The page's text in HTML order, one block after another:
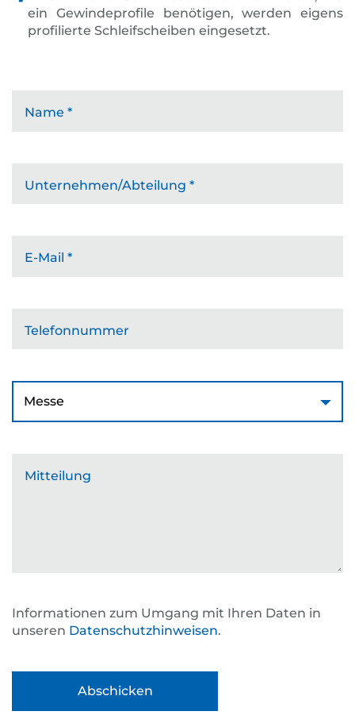
ein Gewindeprofile benötigen, werden eigens
profilierte Schleifscheiben eingesetzt.
Name *
Unternehmen/Abteilung *
E-Mail *
Telefonnummer
Wie haben Sie von uns erfahren?
Mitteilung
Informationen zum Umgang mit Ihren Daten in
unseren Datenschutzhinweisen.